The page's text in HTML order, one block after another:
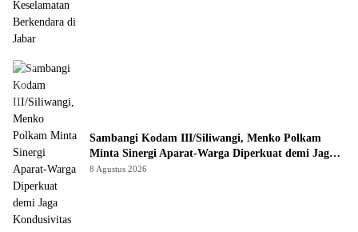
Sambangi Kodam III/Siliwangi, Menko Polkam
Minta Sinergi Aparat-Warga Diperkuat demi Jaga
Kondusivitas Jabar
8 Agustus 2026